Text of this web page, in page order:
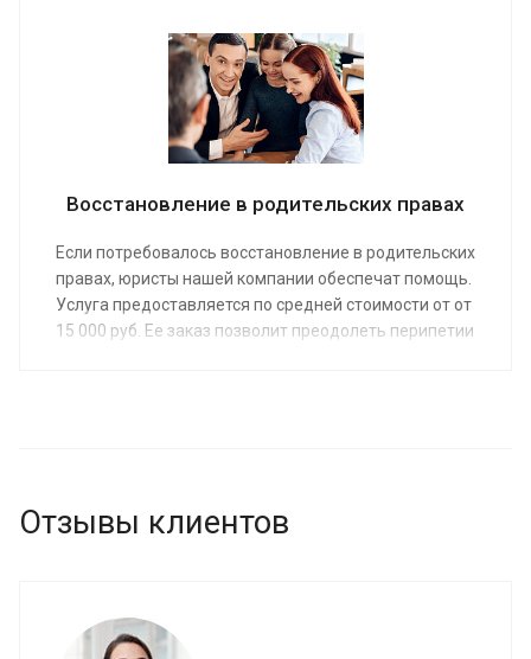
услуги, наши юристы руководствуются положениями
Семейного кодекса и сложившейся судебной
Восстановление в родительских правах
Если потребовалось восстановление в родительских
правах, юристы нашей компании обеспечат помощь.
Услуга предоставляется по средней стоимости от от
15 000 руб. Ее заказ позволит преодолеть перипетии
Отзывы клиентов